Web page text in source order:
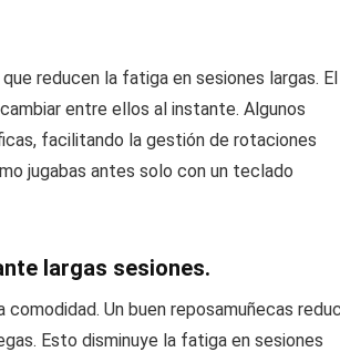
reducen la fatiga en sesiones largas. El
entre ellos al instante. Algunos
facilitando la gestión de rotaciones
jugabas antes solo con un teclado
largas sesiones.
Un buen reposamuñecas
Esto disminuye la fatiga en sesiones